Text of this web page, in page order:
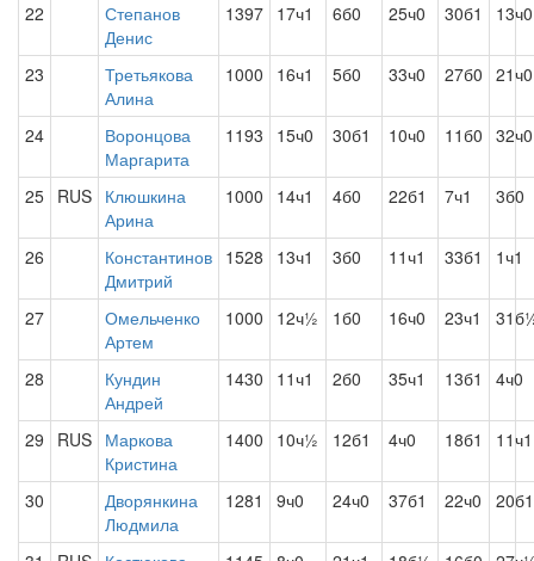
22
Степанов
Денис
1397 17ч1 6б0 25ч0 30б1 13ч0
23
Третьякова
Алина
1000 16ч1 5б0 33ч0 27б0 21ч0
24
Воронцова
Маргарита
1193 15ч0 30б1 10ч0 11б0 32ч0
25 RUS Клюшкина
Арина
1000 14ч1 4б0 22б1 7ч1 3б0
26
Константинов
Дмитрий
1528 13ч1 3б0 11ч1 33б1 1ч1
27
Омельченко
Артем
1000 12ч½ 1б0 16ч0 23ч1
28
Кундин
Андрей
1430 11ч1 2б0 35ч1 13б1 4ч0
29 RUS Маркова
Кристина
1400 10ч½ 12б1 4ч0 18б1 11ч1
30
Дворянкина
Людмила
1281 9ч0 24ч0 37б1 22ч0 20б1